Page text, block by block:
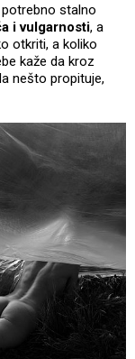
stalno
i vulgarnosti, a
otkriti, a koliko
kaže da kroz
nešto propituje,